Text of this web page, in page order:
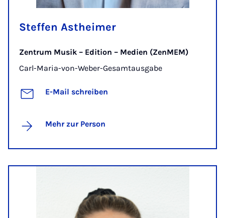
Steffen Astheimer
Zentrum Musik – Edition – Medien (ZenMEM)
Carl-Maria-von-Weber-Gesamtausgabe
E-Mail schreiben
Mehr zur Person